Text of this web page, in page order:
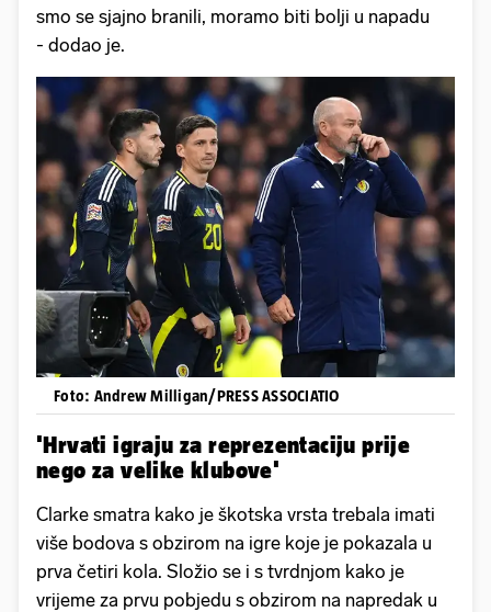
smo se sjajno branili, moramo biti bolji u napadu
- dodao je.
Foto: Andrew Milligan/PRESS ASSOCIATIO
'Hrvati igraju za reprezentaciju prije
nego za velike klubove'
Clarke smatra kako je škotska vrsta trebala imati
više bodova s obzirom na igre koje je pokazala u
prva četiri kola. Složio se i s tvrdnjom kako je
vrijeme za prvu pobjedu s obzirom na napredak u